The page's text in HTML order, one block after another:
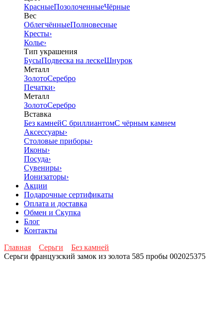
КрасныеПозолоченныеЧёрные
Вес
ОблегчённыеПолновесные
Кресты›
Колье›
Тип украшения
БусыПодвеска на лескеШнурок
Металл
ЗолотоСеребро
Печатки›
Металл
ЗолотоСеребро
Вставка
Без камнейС бриллиантомС чёрным камнем
Аксессуары›
Столовые приборы›
Иконы›
Посуда›
Сувениры›
Ионизаторы›
Акции
Подарочные сертификаты
Оплата и доставка
Обмен и Скупка
Блог
Контакты
Главная
Серьги
Без камней
Серьги французский замок из золота 585 пробы 002025375